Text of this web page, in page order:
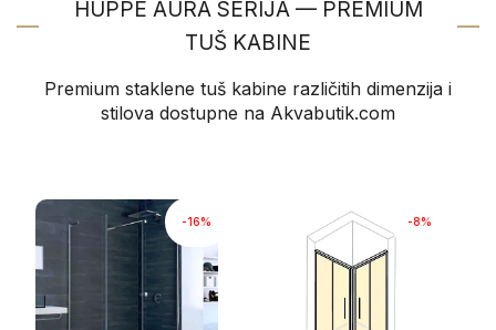
HUPPE AURA SERIJA — PREMIUM
TUŠ KABINE
Premium staklene tuš kabine različitih dimenzija i
stilova dostupne na Akvabutik.com
-16% -8%